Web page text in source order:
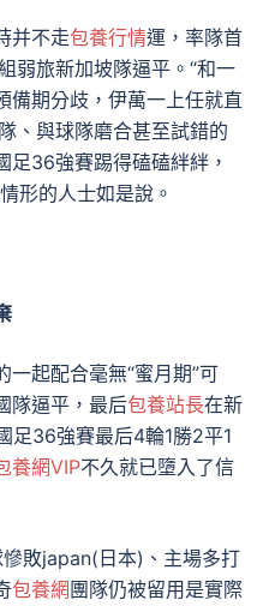
并不走包養行情運，率隊首
弱旅新加坡隊逼平。“和一
備期分歧，伊萬一上任就直
、與球隊磨合甚至試錯的
足36強賽踢得磕磕絆絆，
形的人士如是說。
起配合毫無“蜜月期”可
隊逼平，最后包養站長在新
足36強賽最后4輪1勝2平1
養網VIP不久就已墮入了信
敗japan(日本)、主場多打
包養網 團隊仍被留用是實際